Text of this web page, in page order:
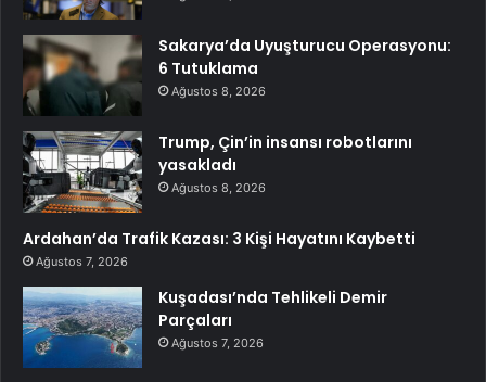
Sakarya’da Uyuşturucu Operasyonu:
6 Tutuklama
Ağustos 8, 2026
Trump, Çin’in insansı robotlarını
yasakladı
Ağustos 8, 2026
Ardahan’da Trafik Kazası: 3 Kişi Hayatını Kaybetti
Ağustos 7, 2026
Kuşadası’nda Tehlikeli Demir
Parçaları
Ağustos 7, 2026